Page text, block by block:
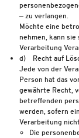
— zu verlangen.
Möchte eine
nehmen, kann
Verarbeitung
d) Recht auf
Jede von der
Person hat das
gewährte Recht,
betreffenden
werden, sofern
Verarbeitung
Die